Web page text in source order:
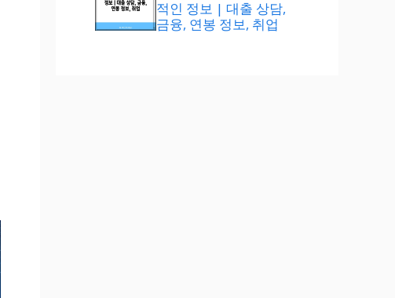
적인 정보 | 대출 상담,
금융, 연봉 정보, 취업